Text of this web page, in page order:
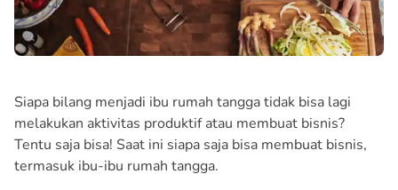
Siapa bilang menjadi ibu rumah tangga tidak bisa lagi
melakukan aktivitas produktif atau membuat bisnis?
Tentu saja bisa! Saat ini siapa saja bisa membuat bisnis,
termasuk ibu-ibu rumah tangga.